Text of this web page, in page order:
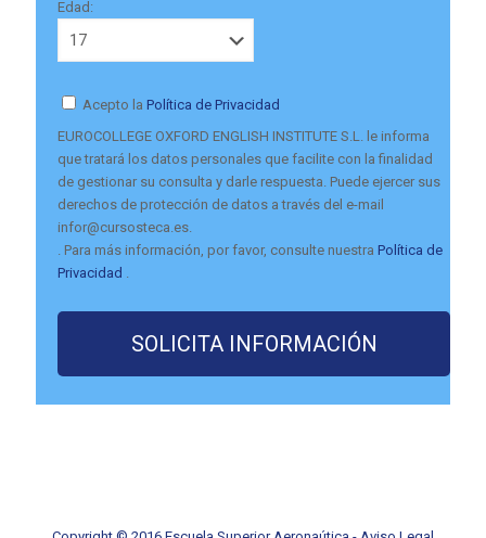
Edad:
Acepto la Política de Privacidad
EUROCOLLEGE OXFORD ENGLISH INSTITUTE S.L. le informa
que tratará los datos personales que facilite con la finalidad
de gestionar su consulta y darle respuesta. Puede ejercer sus
derechos de protección de datos a través del e-mail
infor@cursosteca.es.
. Para más información, por favor, consulte nuestra Política de
Privacidad .